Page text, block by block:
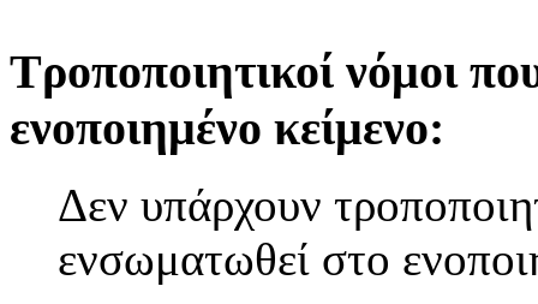
Τροποποιητικοί νόμοι
ενοποιημένο κείμενο:
Δεν υπάρχουν
ενσωματωθεί στο